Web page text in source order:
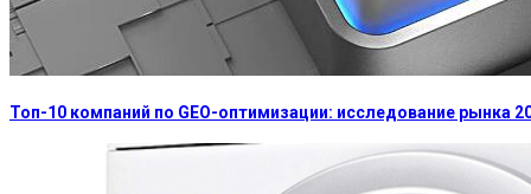
Топ-10 компаний по GEO-оптимизации: исследование рынка